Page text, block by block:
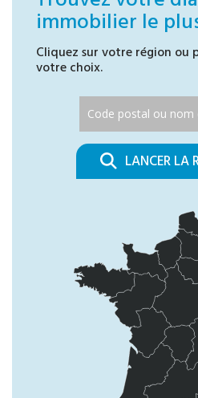
immobilier le
Cliquez sur votre région ou
votre choix.
LANCER LA